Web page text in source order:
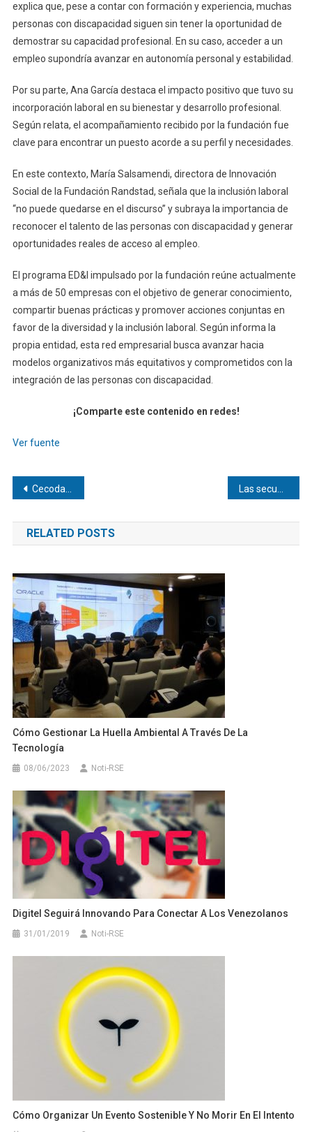
explica que, pese a contar con formación y experiencia, muchas
personas con discapacidad siguen sin tener la oportunidad de
demostrar su capacidad profesional. En su caso, acceder a un
empleo supondría avanzar en autonomía personal y estabilidad.
Por su parte, Ana García destaca el impacto positivo que tuvo su
incorporación laboral en su bienestar y desarrollo profesional.
Según relata, el acompañamiento recibido por la fundación fue
clave para encontrar un puesto acorde a su perfil y necesidades.
En este contexto, María Salsamendi, directora de Innovación
Social de la Fundación Randstad, señala que la inclusión laboral
“no puede quedarse en el discurso” y subraya la importancia de
reconocer el talento de las personas con discapacidad y generar
oportunidades reales de acceso al empleo.
El programa ED&I impulsado por la fundación reúne actualmente
a más de 50 empresas con el objetivo de generar conocimiento,
compartir buenas prácticas y promover acciones conjuntas en
favor de la diversidad y la inclusión laboral. Según informa la
propia entidad, esta red empresarial busca avanzar hacia
modelos organizativos más equitativos y comprometidos con la
integración de las personas con discapacidad.
¡Comparte este contenido en redes!
Ver fuente
Navegación
de
entradas
Cecodap: La inestabilidad eléctrica frena el desarrollo de niños y adolescentes Las secuelas de un ictus agrian el carácter de quien lo sufre. Así puede ayudar la familia en la recuperación
RELATED POSTS
Cómo Gestionar La Huella Ambiental A Través De La
Tecnología
08/06/2023 Noti-RSE
Digitel Seguirá Innovando Para Conectar A Los Venezolanos
31/01/2019 Noti-RSE
Cómo Organizar Un Evento Sostenible Y No Morir En El Intento